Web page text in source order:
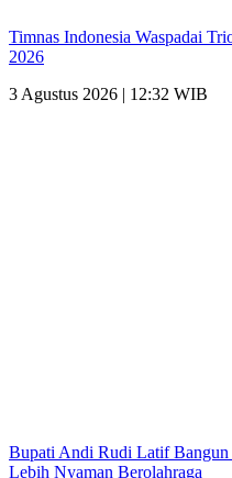
Timnas Indonesia Waspadai
2026
3 Agustus 2026 | 12:32 WIB
Bupati Andi Rudi Latif
Lebih Nyaman Berolahraga